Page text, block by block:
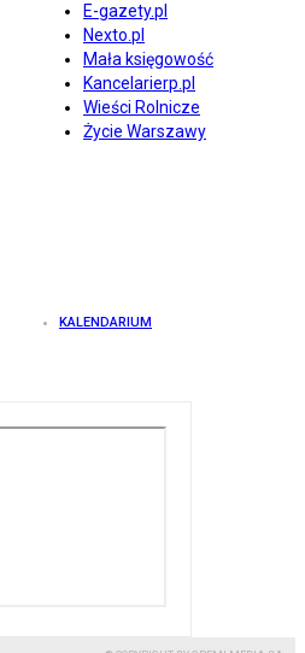
E-gazety.pl
Nexto.pl
Mała księgowość
Kancelarierp.pl
Wieści Rolnicze
Życie Warszawy
KALENDARIUM